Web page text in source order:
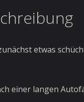
etwas
einer langen